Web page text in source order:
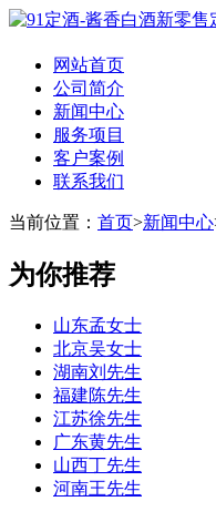
网站首页
公司简介
新闻中心
服务项目
客户案例
联系我们
当前位置： 首页>新闻中心
为你推荐
山东孟女士
北京吴女士
湖南刘先生
福建陈先生
江苏徐先生
广东黄先生
山西丁先生
河南王先生